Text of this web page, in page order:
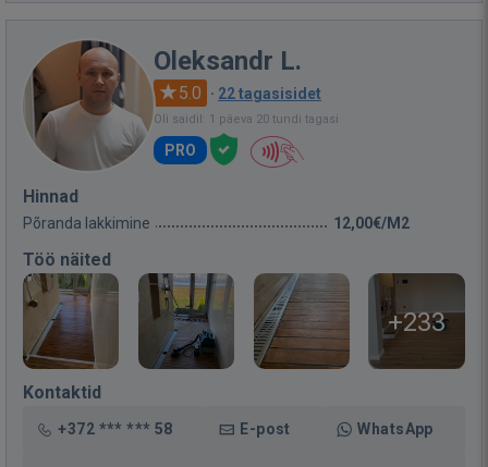
Oleksandr L.
5.0 · 22 tagasisidet
Oli saidil: 1 päeva 20 tundi tagasi
PRO
Hinnad
Põranda lakkimine 12,00€/M2
Töö näited
+233
Kontaktid
+372 *** *** 58 E-post WhatsApp